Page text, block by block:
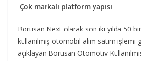
Çok markalı platform yapısı
Borusan Next olarak son iki yılda 50
kullanılmış otomobil alım satım işlemi
açıklayan Borusan Otomotiv